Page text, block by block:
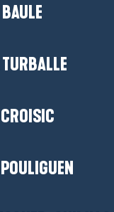
de
gourmands
un dîner en
événement
culinaire